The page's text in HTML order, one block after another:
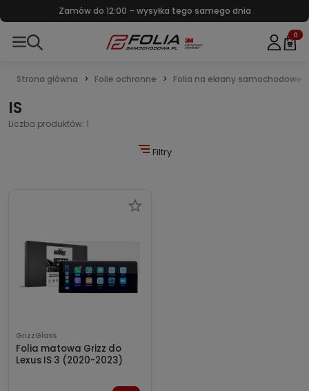
Zamów do 12:00 – wysyłka tego samego dnia
0
Strona główna Folie ochronne Folia na ekrany samochodowe
IS
Liczba produktów: 1
Filtry
GrizzGlass
Folia matowa Grizz do
Lexus IS 3 (2020-2023)